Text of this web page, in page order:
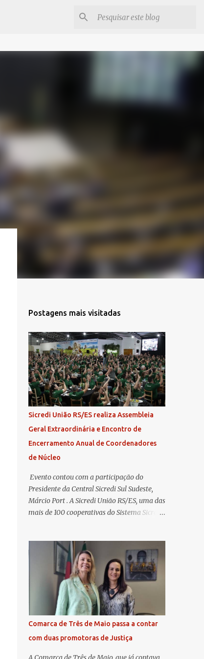
Postagens mais visitadas
Sicredi União RS/ES realiza Assembleia
Geral Extraordinária e Encontro de
Encerramento Anual de Coordenadores
de Núcleo
​ Evento contou com a participação do
Presidente da Central Sicredi Sul Sudeste,
Márcio Port . A Sicredi União RS/ES, uma das
mais de 100 cooperativas do Sistema Sicredi,
Encontro de Encerramento Anual de
Coordenadores de Núcleo, marcando o
fechamento de mais um ciclo de conquistas
e planejamento para o futuro. O evento
ocorreu presencialmente em Santa Rosa/RS
com transmissão simultânea para os
coordenadores capixabas, que estavam
reunidos em Cachoeiro de Itapemirim / ES.
Durante a Assembleia Geral Extraordinária,
foram debatidas e aprovadas pautas
Comarca de Três de Maio passa a contar
com duas promotoras de Justiça